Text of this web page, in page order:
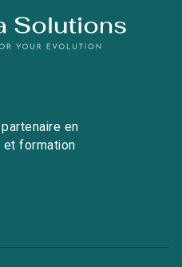
en
et formation